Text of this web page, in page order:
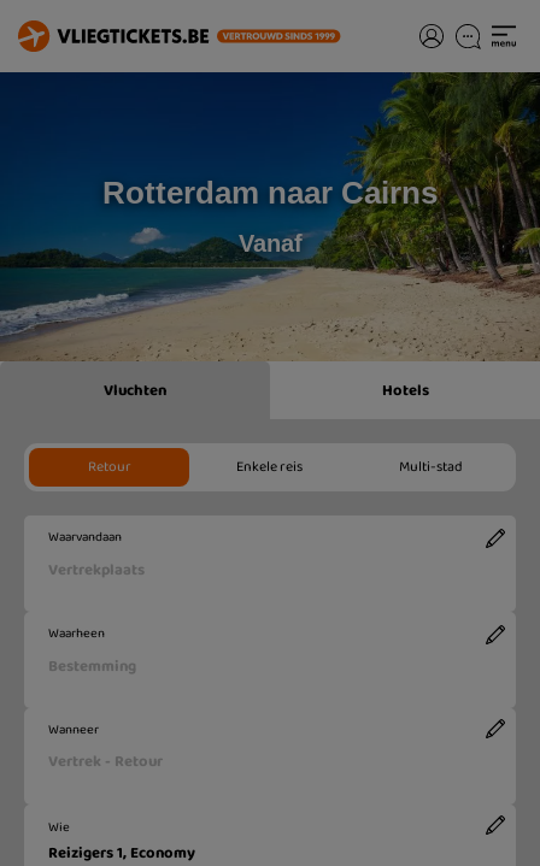
Rotterdam naar Cairns
Vanaf